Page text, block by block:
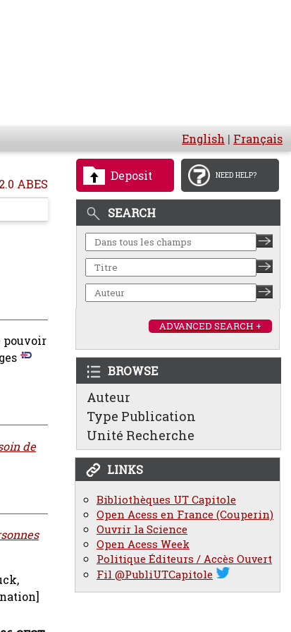
English | Français
Deposit NEED HELP?
SEARCH
ADVANCED SEARCH +
BROWSE
Auteur
Type Publication
Unité Recherche
LINKS
Bibliothèques UT Capitole
Open Acess en France (Couperin)
Ouvrir la Science
Open Acess Week
Politique Éditeurs / Accès Ouvert
Fil @PubliUTCapitole
ABES
pouvoir
de